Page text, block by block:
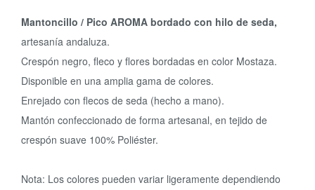
Mantoncillo / Pico AROMA bordado con hilo de seda,
artesanía andaluza.
Crespón negro, fleco y flores bordadas en color Mostaza.
Disponible en una amplia gama de colores.
Enrejado con flecos de seda (hecho a mano).
Mantón confeccionado de forma artesanal, en tejido de
crespón suave 100% Poliéster.
Nota: Los colores pueden variar ligeramente dependiendo